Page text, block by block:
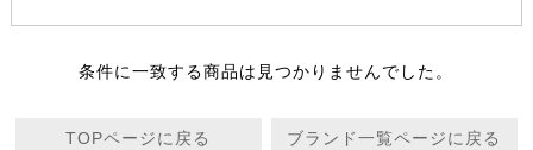
条件に一致する商品は見つかりませんでした。
TOPページに戻る ブランド一覧ページに戻る